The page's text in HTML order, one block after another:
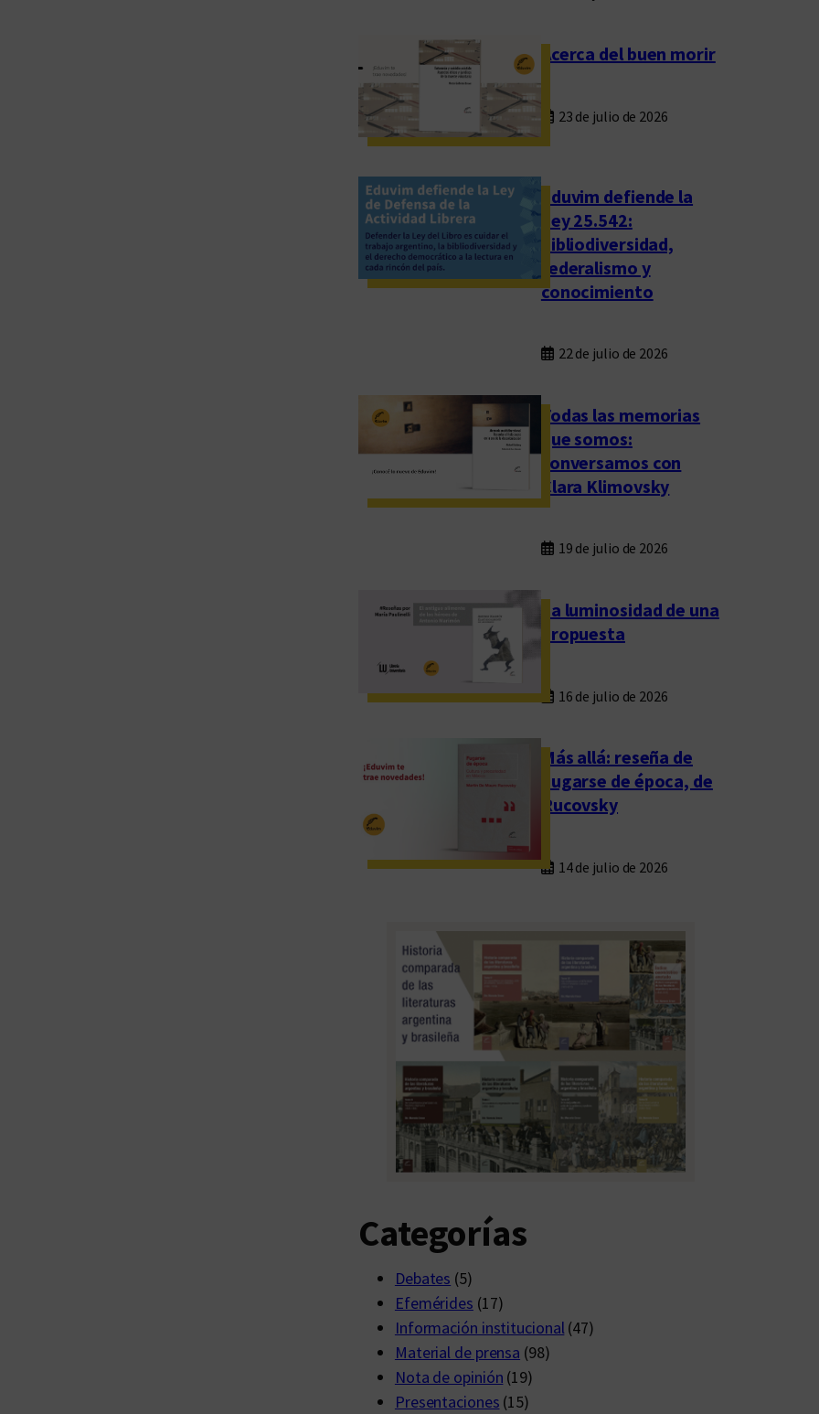
Acerca del buen morir
23 de julio de 2026
Eduvim defiende la
Ley 25.542:
bibliodiversidad,
federalismo y
conocimiento
22 de julio de 2026
Todas las memorias
que somos:
conversamos con
Clara Klimovsky
19 de julio de 2026
La luminosidad de una
propuesta
16 de julio de 2026
Más allá: reseña de
Fugarse de época, de
Rucovsky
14 de julio de 2026
Categorías
Debates (5)
Efemérides (17)
Información institucional(47)
Material de prensa (98)
Nota de opinión (19)
Presentaciones (15)